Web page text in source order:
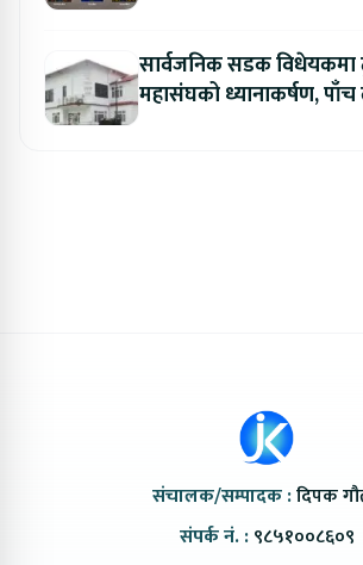
सार्वजनिक सडक विधेयकमा
महासंघको ध्यानाकर्षण, पाँच
संचालक/सम्पादक :दिपक
संपर्क नं. : ९८५१००८६०९